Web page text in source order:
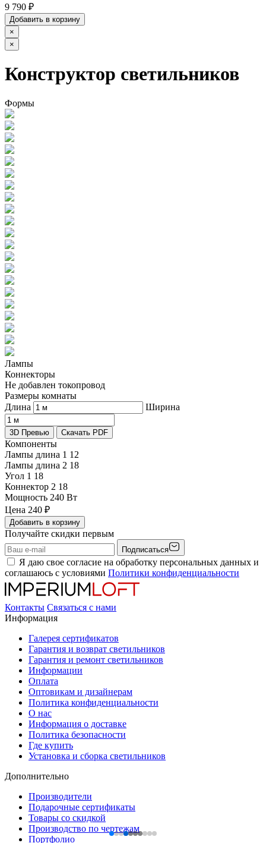
9 790 ₽
Добавить в корзину
×
×
Конструктор светильников
Формы
Лампы
Коннекторы
Не добавлен токопровод
Размеры комнаты
Длина
Ширина
3D Превью Скачать PDF
Компоненты
Лампы длина 1 12
Лампы длина 2 18
Угол 1 18
Коннектор 2 18
Мощность 240 Вт
Цена 240 ₽
Добавить в корзину
Получайте скидки первым
Подписаться
Я даю свое согласие на обработку персональных данных и
соглашаюсь с условиями Политики конфиденциальности
Контакты Связаться с нами
Информация
Галерея сертификатов
Гарантия и возврат светильников
Гарантия и ремонт светильников
Информации
Оплата
Оптовикам и дизайнерам
Политика конфиденциальности
О нас
Информация о доставке
Политика безопасности
Где купить
Установка и сборка светильников
Дополнительно
Производители
Подарочные сертификаты
Товары со скидкой
Производство по чертежам
Портфолио